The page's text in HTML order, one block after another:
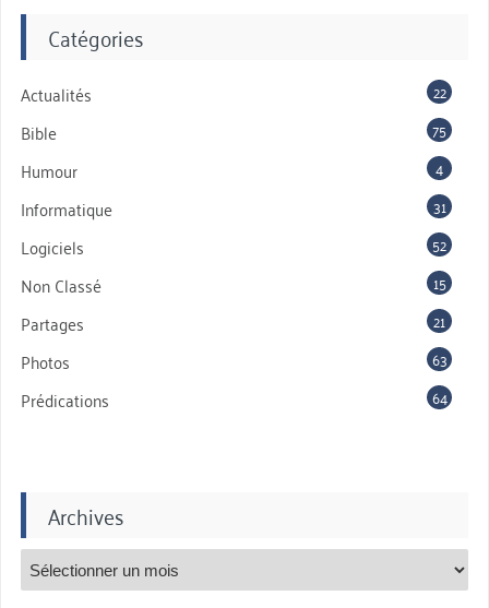
Catégories
Actualités 22
Bible 75
Humour 4
Informatique 31
Logiciels 52
Non Classé 15
Partages 21
Photos 63
Prédications 64
Archives